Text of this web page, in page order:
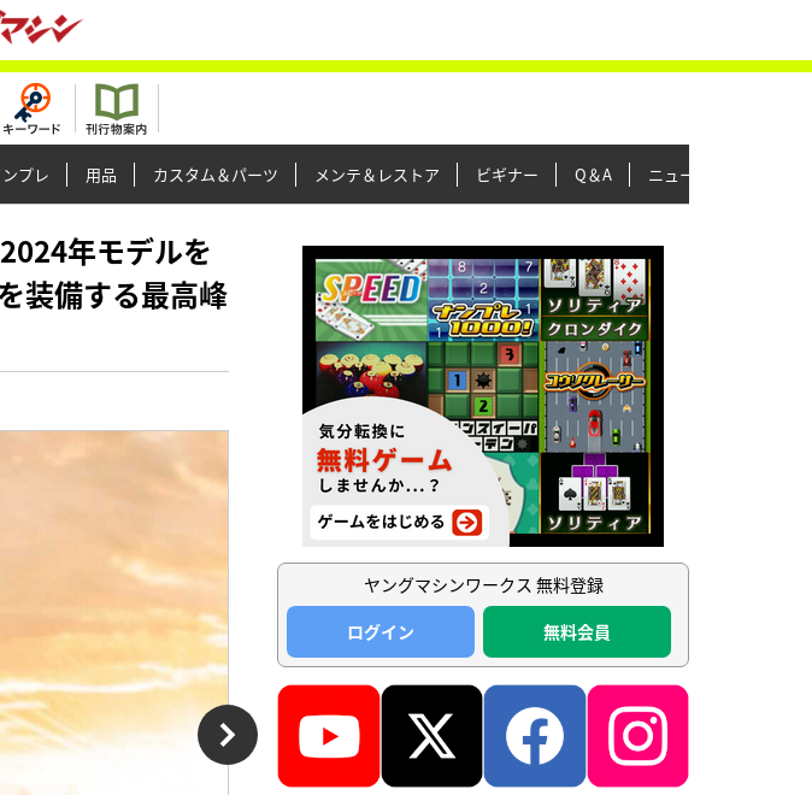
プレ 用品 カスタム＆パーツ メンテ＆レストア ビギナー Q＆A ニュース＆トピックス
年モデルを
装備する最高峰
ヤングマシンワークス 無料登録
ログイン
無料会員